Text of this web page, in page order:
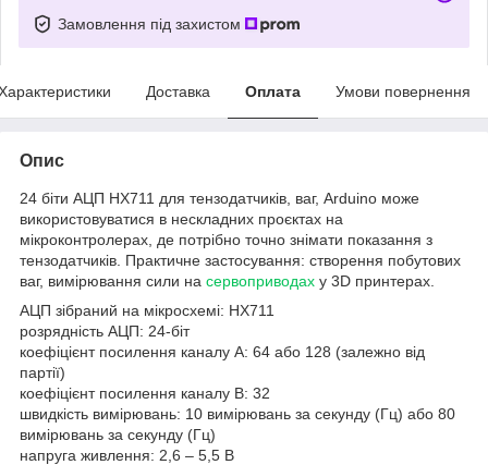
Замовлення під захистом
Доставка Оплата Умови повернення
Опис
24 біти АЦП HX711 для тензодатчиків, ваг, Arduino може
використовуватися в нескладних проєктах на
мікроконтролерах, де потрібно точно знімати показання з
тензодатчиків. Практичне застосування: створення побутових
ваг, вимірювання сили на сервоприводах у 3D принтерах.
АЦП зібраний на мікросхемі: HX711
розрядність АЦП: 24-біт
коефіцієнт посилення каналу A: 64 або 128 (залежно від
партії)
коефіцієнт посилення каналу B: 32
швидкість вимірювань: 10 вимірювань за секунду (Гц) або 80
вимірювань за секунду (Гц)
напруга живлення: 2,6 – 5,5 В